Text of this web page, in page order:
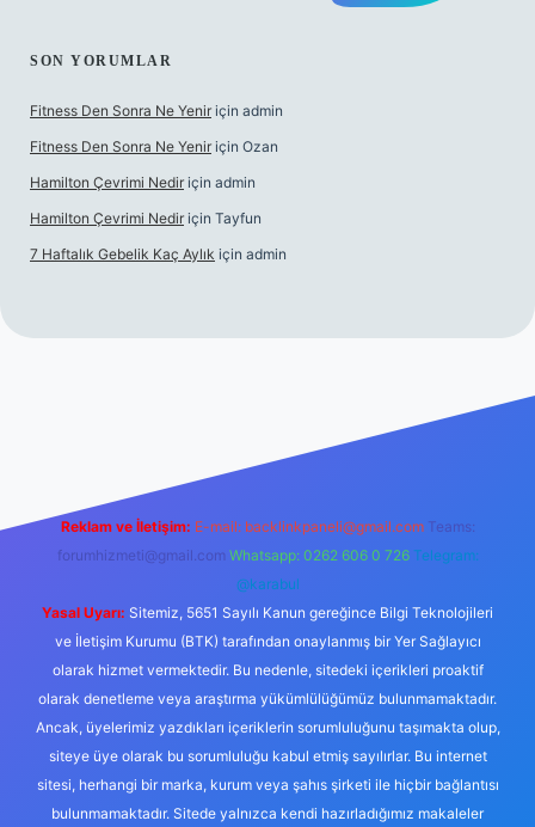
SON YORUMLAR
Fitness Den Sonra Ne Yenir için admin
Fitness Den Sonra Ne Yenir için Ozan
Hamilton Çevrimi Nedir için admin
Hamilton Çevrimi Nedir için Tayfun
7 Haftalık Gebelik Kaç Aylık için admin
Reklam ve İletişim: E-mail: backlinkpaneli@gmail.com Teams:
forumhizmeti@gmail.com Whatsapp: 0262 606 0 726 Telegram:
@karabul
Yasal Uyarı: Sitemiz, 5651 Sayılı Kanun gereğince Bilgi Teknolojileri
ve İletişim Kurumu (BTK) tarafından onaylanmış bir Yer Sağlayıcı
olarak hizmet vermektedir. Bu nedenle, sitedeki içerikleri proaktif
olarak denetleme veya araştırma yükümlülüğümüz bulunmamaktadır.
Ancak, üyelerimiz yazdıkları içeriklerin sorumluluğunu taşımakta olup,
siteye üye olarak bu sorumluluğu kabul etmiş sayılırlar. Bu internet
sitesi, herhangi bir marka, kurum veya şahıs şirketi ile hiçbir bağlantısı
bulunmamaktadır. Sitede yalnızca kendi hazırladığımız makaleler